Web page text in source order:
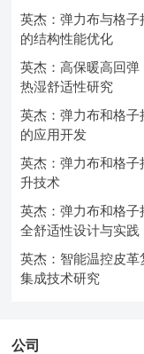
英杰：弹力布与格
的结构性能优化
英杰：高保暖高回
热湿舒适性研究
英杰：弹力布和格
的应用开发
英杰：弹力布和格
升技术
英杰：弹力布和格
全舒适性设计与实践
英杰：智能温控皮
集成技术研究
公司